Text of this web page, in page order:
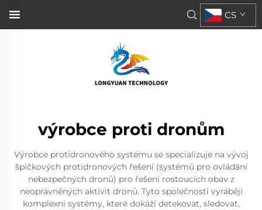
CS
výrobce proti dronům
Výrobce protidronového systému se specializuje na vývoj
špičkových protidronových řešení (systémů pro ovládání
nebezpečných dronů) pro řešení rostoucích obav z
neoprávněných aktivit dronů. Tyto společnosti vyrábějí
komplexní systémy, které dokáží detekovat, sledovat,